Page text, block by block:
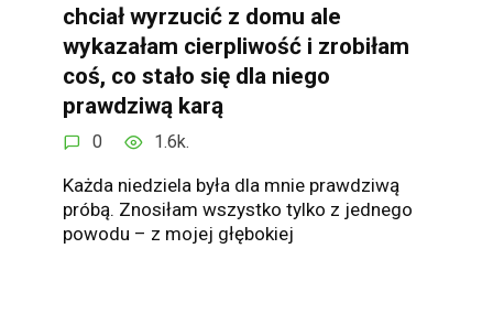
chciał wyrzucić z domu ale
wykazałam cierpliwość i zrobiłam
coś, co stało się dla niego
prawdziwą karą
0 1.6k.
Każda niedziela była dla mnie prawdziwą
próbą. Znosiłam wszystko tylko z jednego
powodu – z mojej głębokiej